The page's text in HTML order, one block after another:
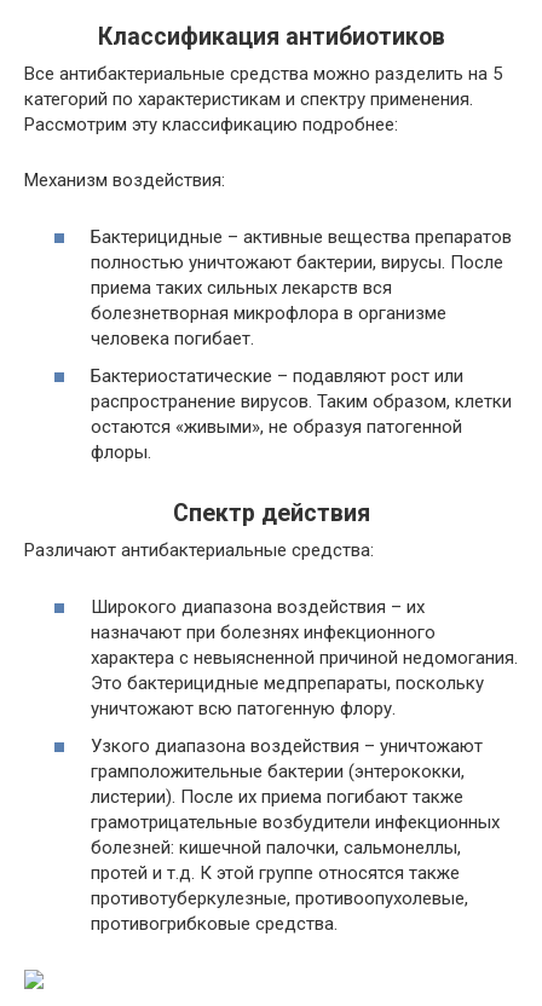
Классификация антибиотиков
Все антибактериальные средства можно разделить на 5
категорий по характеристикам и спектру применения.
Рассмотрим эту классификацию подробнее:
Механизм воздействия:
Бактерицидные – активные вещества препаратов
полностью уничтожают бактерии, вирусы. После
приема таких сильных лекарств вся
болезнетворная микрофлора в организме
человека погибает.
Бактериостатические – подавляют рост или
распространение вирусов. Таким образом, клетки
остаются «живыми», не образуя патогенной
флоры.
Спектр действия
Различают антибактериальные средства:
Широкого диапазона воздействия – их
назначают при болезнях инфекционного
характера с невыясненной причиной недомогания.
Это бактерицидные медпрепараты, поскольку
уничтожают всю патогенную флору.
Узкого диапазона воздействия – уничтожают
грамположительные бактерии (энтерококки,
листерии). После их приема погибают также
грамотрицательные возбудители инфекционных
болезней: кишечной палочки, сальмонеллы,
протей и т.д. К этой группе относятся также
противотуберкулезные, противоопухолевые,
противогрибковые средства.